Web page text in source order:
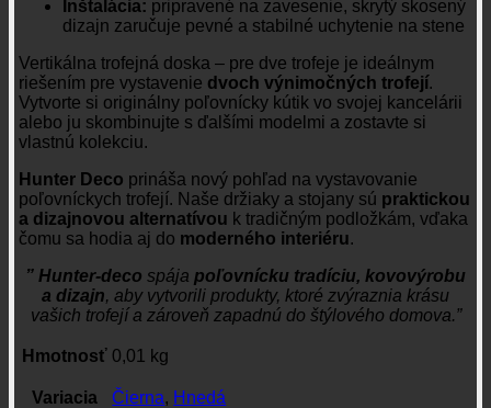
Inštalácia: pripravené na zavesenie, skrytý skosený
dizajn zaručuje pevné a stabilné uchytenie na stene
Vertikálna trofejná doska – pre dve trofeje je ideálnym
riešením pre vystavenie dvoch výnimočných trofejí.
Vytvorte si originálny poľovnícky kútik vo svojej kancelárii
alebo ju skombinujte s ďalšími modelmi a zostavte si
vlastnú kolekciu.
Hunter Deco prináša nový pohľad na vystavovanie
poľovníckych trofejí. Naše držiaky a stojany sú praktickou
a dizajnovou alternatívou k tradičným podložkám, vďaka
čomu sa hodia aj do moderného interiéru.
” Hunter-deco spája poľovnícku tradíciu, kovovýrobu
a dizajn, aby vytvorili produkty, ktoré zvýraznia krásu
vašich trofejí a zároveň zapadnú do štýlového domova.”
Hmotnosť 0,01 kg
Variacia Čierna, Hnedá